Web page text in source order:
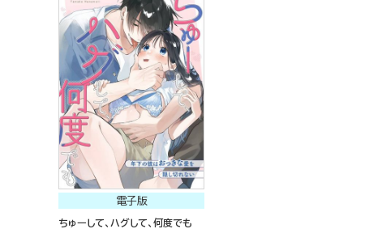
電子版
ちゅーして、ハグして、何度でも